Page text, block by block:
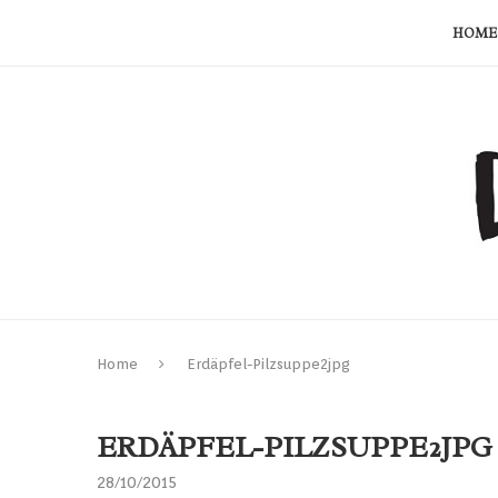
HOME
Home Erdäpfel-Pilzsuppe2jpg
ERDÄPFEL-PILZSUPPE2JPG
28/10/2015